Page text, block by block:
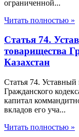
ограниченной...
Читать полностью »
Статья 74.
товарищества
Казахстан
Статья 74.
Гражданского
капитал
вкладов его уча...
Читать полностью »